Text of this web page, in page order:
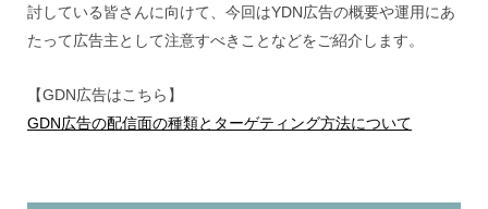
討している皆さんに向けて、今回はYDN広告の概要や運用にあ
たって広告主として注意すべきことなどをご紹介します。
【GDN広告はこちら】
GDN広告の配信面の種類とターゲティング方法について